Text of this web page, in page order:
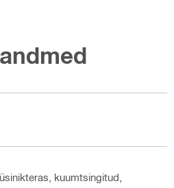
kuumtsingitud,